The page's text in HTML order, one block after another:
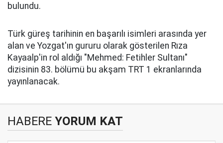
bulundu.
Türk güreş tarihinin en başarılı isimleri arasında yer
alan ve Yozgat'ın gururu olarak gösterilen Rıza
Kayaalp'in rol aldığı "Mehmed: Fetihler Sultanı"
dizisinin 83. bölümü bu akşam TRT 1 ekranlarında
yayınlanacak.
HABERE YORUM KAT